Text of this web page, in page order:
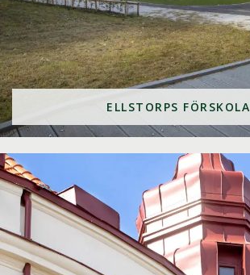
ELLSTORPS FÖRSKOLA